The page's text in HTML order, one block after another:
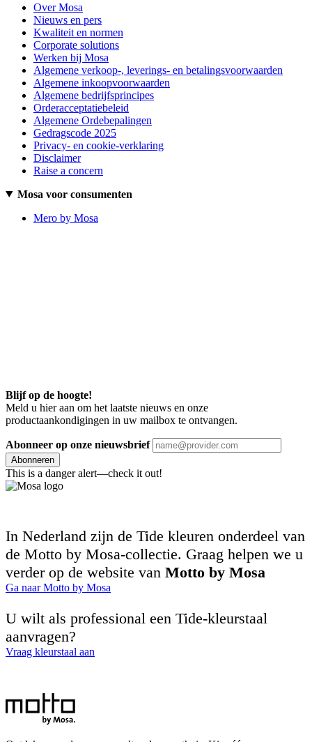
Over Mosa
Nieuws en pers
Kwaliteit en normen
Corporate solutions
Werken bij Mosa
Algemene verkoop-, leverings- en betalingsvoorwaarden
Algemene inkoopvoorwaarden
Algemene bedrijfsprincipes
Orderacceptatiebeleid
Algemene Ordebepalingen
Gedragscode 2025
Privacy- en cookie-verklaring
Disclaimer
Raise a concern
Mosa voor consumenten
Mero by Mosa
Blijf op de hoogte!
Meld u hier aan om het laatste nieuws en onze
productaankondigingen in uw mailbox te ontvangen.
Abonneer op onze nieuwsbrief
Abonneren
This is a danger alert—check it out!
In Nederland zijn de Tide kleuren onderdeel van
de Motto by Mosa-collectie. Graag helpen we u
verder op de website van Motto by Mosa
Ga naar Motto by Mosa
U wilt als professional een Tide-kleurstaal
aanvragen?
Vraag kleurstaal aan